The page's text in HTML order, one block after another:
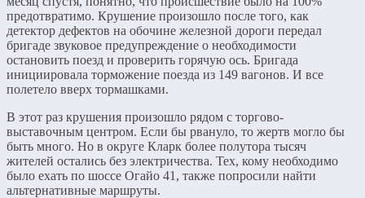
предотвратимо. Крушение произошло после того, как
детектор дефектов на обочине железной дороги передал
бригаде звуковое предупреждение о необходимости
остановить поезд и проверить горячую ось. Бригада
инициировала торможение поезда из 149 вагонов. И все
полетело вверх тормашками.
В этот раз крушения произошло рядом с торгово-
выставочным центром. Если бы рвануло, то жертв могло бы
быть много. Но в округе Кларк более полутора тысяч
жителей остались без электричества. Тех, кому необходимо
было ехать по шоссе Огайо 41, также попросили найти
альтернативные маршруты.